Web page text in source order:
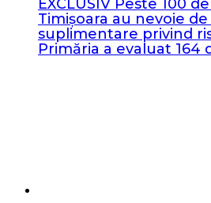
EXCLUSIV Peste 100
Timișoara au nevoie
suplimentare privind
Primăria a evaluat 164